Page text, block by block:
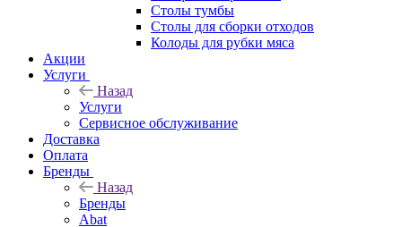
Столы тумбы
Столы для сборки отходов
Колоды для рубки мяса
Акции
Услуги
Назад
Услуги
Сервисное обслуживание
Доставка
Оплата
Бренды
Назад
Бренды
Abat